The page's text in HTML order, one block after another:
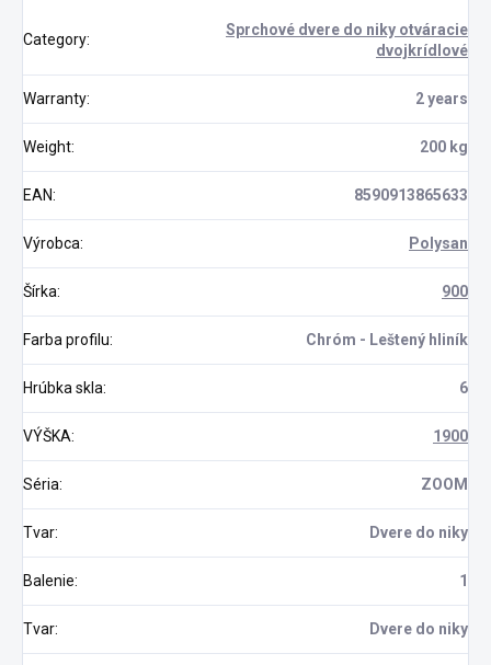
Category:
Sprchové dvere do niky otváracie
dvojkrídlové
Warranty: 2 years
Weight: 200 kg
EAN: 8590913865633
Výrobca: Polysan
Šírka: 900
Farba profilu: Chróm - Leštený hliník
Hrúbka skla: 6
VÝŠKA: 1900
Séria: ZOOM
Tvar: Dvere do niky
Balenie: 1
Tvar: Dvere do niky